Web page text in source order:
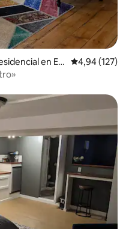
en El
Calificación
4,94 (127)